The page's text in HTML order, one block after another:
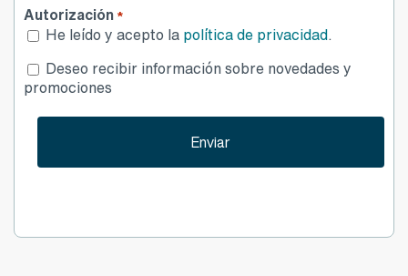
Autorización *
He leído y acepto la política de privacidad.
Desea
publicidad
Deseo recibir información sobre novedades y
promociones